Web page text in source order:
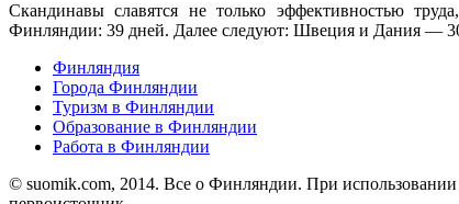
Скандинавы славятся не только эффективностью
Финляндии: 39 дней. Далее следуют: Швеция и Дания —
Финляндия
Города Финляндии
Туризм в Финляндии
Образование в Финляндии
Работа в Финляндии
© suomik.com, 2014. Все о Финляндии. При